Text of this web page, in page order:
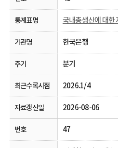
한국은행
분기
2026.1/4
2026-08-06
47